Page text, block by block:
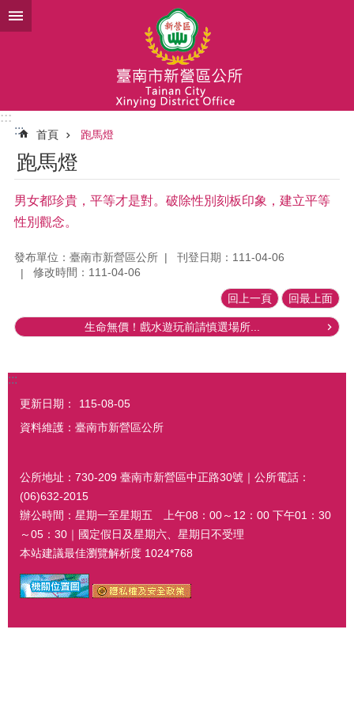
跳到主要內容區塊
:::
:::
首頁 跑馬燈
跑馬燈
男女都珍貴，平等才是對。破除性別刻板印象，建立平等
性別觀念。
發布單位：臺南市新營區公所
刊登日期：111-04-06
修改時間：111-04-06
回上一頁 回最上面
生命無價！戲水遊玩前請慎選場所...
:::
更新日期：
115-08-05
資料維護：臺南市新營區公所
公所地址：730-209 臺南市新營區中正路30號｜公所電話：
(06)632-2015
辦公時間：星期一至星期五 上午08：00～12：00 下午01：30
～05：30｜國定假日及星期六、星期日不受理
本站建議最佳瀏覽解析度 1024*768